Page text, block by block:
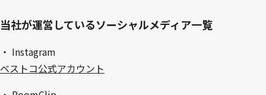
当社が運営しているソーシャルメディア一覧
・ Instagram
ベストコ公式アカウント